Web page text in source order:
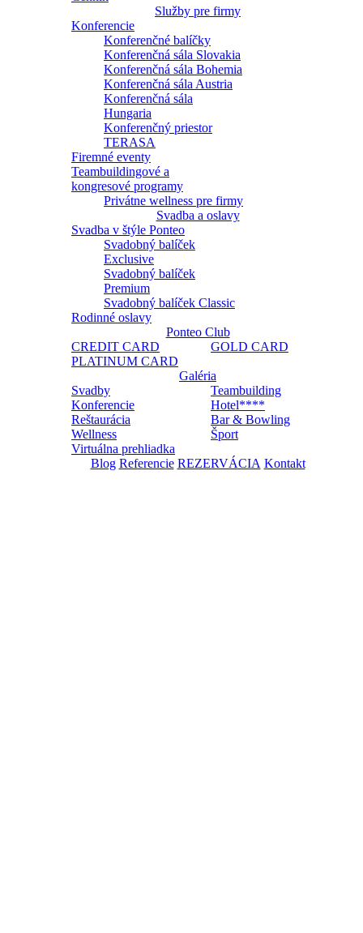
Služby pre firmy
Konferencie
Konferenčné balíčky
Konferenčná sála Slovakia
Konferenčná sála Bohemia
Konferenčná sála Austria
Konferenčná sála
Hungaria
Konferenčný priestor
TERASA
Firemné eventy
Teambuildingové a
kongresové programy
Privátne wellness pre firmy
Svadba a oslavy
Svadba v štýle Ponteo
Svadobný balíček
Exclusive
Svadobný balíček
Premium
Svadobný balíček Classic
Rodinné oslavy
Ponteo Club
CREDIT CARD
GOLD CARD
PLATINUM CARD
Galéria
Svadby
Teambuilding
Konferencie
Hotel****
Reštaurácia
Bar & Bowling
Wellness
Šport
Virtuálna prehliadka
Blog Referencie REZERVÁCIA Kontakt